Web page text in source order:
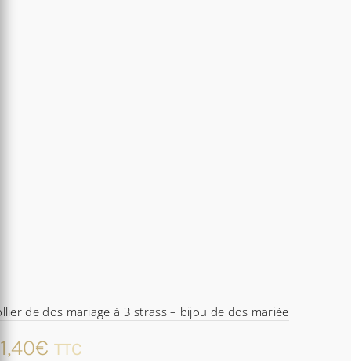
de dos mariage à 3 strass – bijou de dos mariée
€ TTC